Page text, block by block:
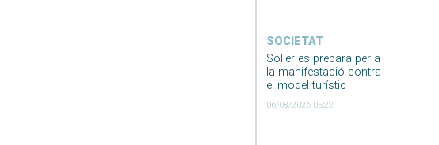
SOCIETAT
Sóller es prepara per a
la manifestació contra
el model turístic
06/08/2026 05:22